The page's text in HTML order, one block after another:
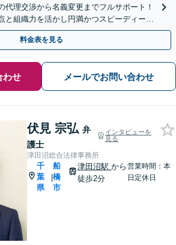
代理交渉から名義変更までフルサポート！
と組織力を活かし円満かつスピーディーに
す【取扱い実績2000件以上】
料金表を見る
わせ メールでお問い合わせ
伏見 宗弘 弁
護士
インタビューを
見る
津田沼総合法律事務所
千
葉
県
|
船
橋
市
津田沼駅 から
徒歩2分
営業時間：本
日定休日